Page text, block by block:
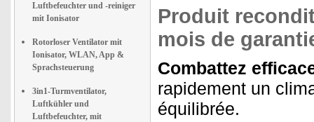
Luftbefeuchter und -reiniger
mit Ionisator
Rotorloser Ventilator mit
Ionisator, WLAN, App &
Sprachsteuerung
3in1-Turmventilator,
Luftkühler und
Luftbefeuchter, mit
Produit
mois de
Combattez
rapidement un
équilibrée.